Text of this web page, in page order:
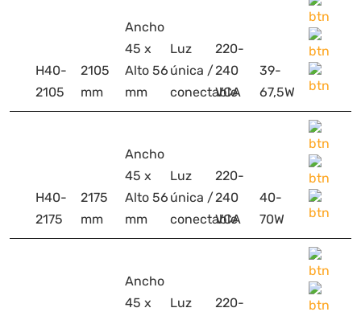
H40-
2105
2105
mm
Ancho
45 x
Alto 56
mm
Luz
única /
conectable
220-
240
VCA
39-
67,5W
H40-
2175
2175
mm
Ancho
45 x
Alto 56
mm
Luz
única /
conectable
220-
240
VCA
40-
70W
Ancho
45 x
Luz
220-